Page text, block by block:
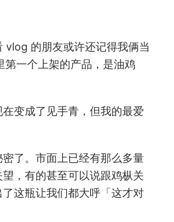
vlog 的朋友或许还记得我俩当
第一个上架的产品，是油鸡
变成了见手青，但我的最爱
了。市面上已经有那么多量
，有的甚至可以说跟鸡枞关
这瓶让我们都大呼「这才对